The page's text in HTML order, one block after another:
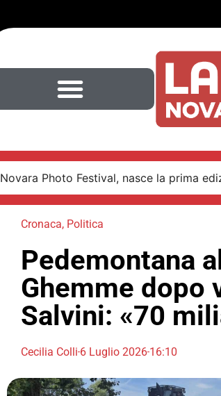
Novara Photo Festival, nasce la prima
Cronaca, Politica
Pedemontana
Ghemme dopo
Salvini: «70
Cecilia Colli6 Luglio 202616:10